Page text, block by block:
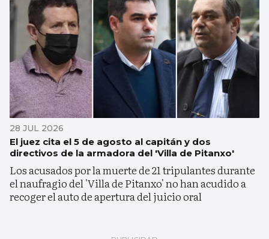
28 JUL 2026
El juez cita el 5 de agosto al capitán y dos
directivos de la armadora del 'Villa de Pitanxo'
Los acusados por la muerte de 21 tripulantes durante
el naufragio del 'Villa de Pitanxo' no han acudido a
recoger el auto de apertura del juicio oral